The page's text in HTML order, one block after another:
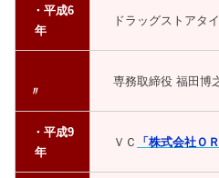
・平成6
年
ドラッグストアタイ
〃
専務取締役 福田博
・平成9
年
ＶＣ 「株式会社Ｏ